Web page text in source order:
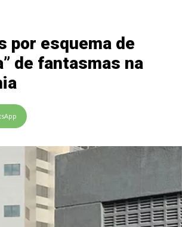
por esquema de
de fantasmas na